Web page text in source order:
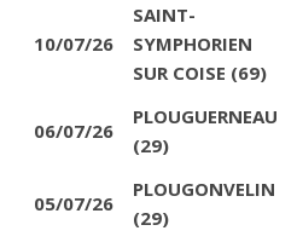
10/07/26
SAINT-
SYMPHORIEN
SUR COISE (69)
06/07/26
PLOUGUERNEAU
(29)
05/07/26
PLOUGONVELIN
(29)